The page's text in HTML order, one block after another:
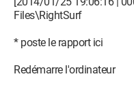
Ligne Supprimée :
Feb 02 2014 14:28:41
Ligne Supprimée :
1440);
Files\RightSurf
* poste le rapport ici
Redémarre l'ordinateur